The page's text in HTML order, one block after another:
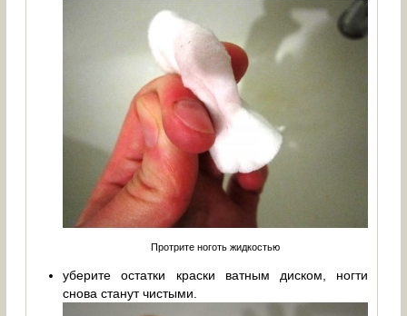
Протрите ноготь жидкостью
уберите остатки краски ватным диском, ногти
снова станут чистыми.